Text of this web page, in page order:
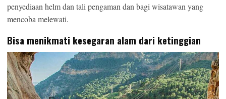
penyediaan helm dan tali pengaman dan bagi wisatawan yang
mencoba melewati.
Bisa menikmati kesegaran alam dari ketinggian